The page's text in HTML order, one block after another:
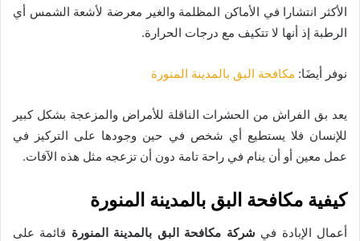
الأكثر انتشارا في الأماكن المظلمة والغير معرضة لأشعة الشمس أي
الرطبة إذ أنها لا تتكيف مع درجات الحرارة.
نوفر أيضَا: مكافحة البق بالمدينة المنورة
يعد بق الفراش من الحشرات الناقلة للأمراض والمزعجة بشكل كبير
للإنسان فلا يستطيع أي شخص في حين وجودها على التركيز في
عمل معين أو أن ينام في راحة تامة دون أن تزعجه مثل هذه الآفات.
كيفية مكافحة البق بالمدينة المنورة
أعمال الإبادة في شركة مكافحة البق بالمدينة المنورة قائمة على